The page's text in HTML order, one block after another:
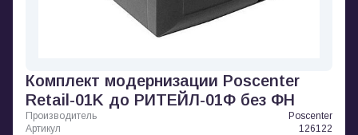
Комплект модернизации Poscenter
Retail-01K до РИТЕЙЛ-01Ф без ФН
Производитель
Poscenter
Артикул
126122